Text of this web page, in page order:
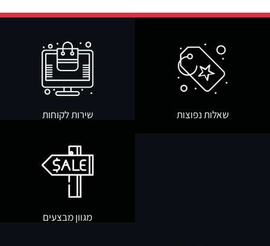
שאלות נפוצות שירות לקוחות
מגוון מבצעים